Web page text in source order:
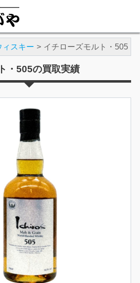
ィスキー イチローズモルト・505
・505の買取実績